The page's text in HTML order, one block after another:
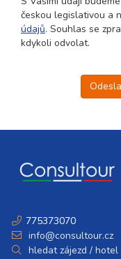
českou legislativou a
údajů. Souhlas se
kdykoli odvolat.
775373070
info@consultour.cz
hledat zájezd / hotel